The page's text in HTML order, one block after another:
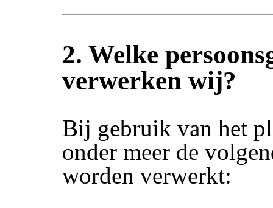
2. Welke
verwerken wij?
Bij gebruik van het
onder meer de
worden verwerkt: